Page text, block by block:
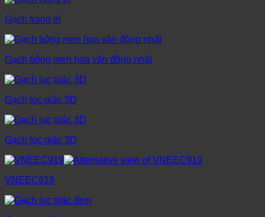
Gạch trang trí
Gạch bông men hoa văn đồng nhất
Gạch lục giác 3D
Gạch lục giác 3D
VNEEC919